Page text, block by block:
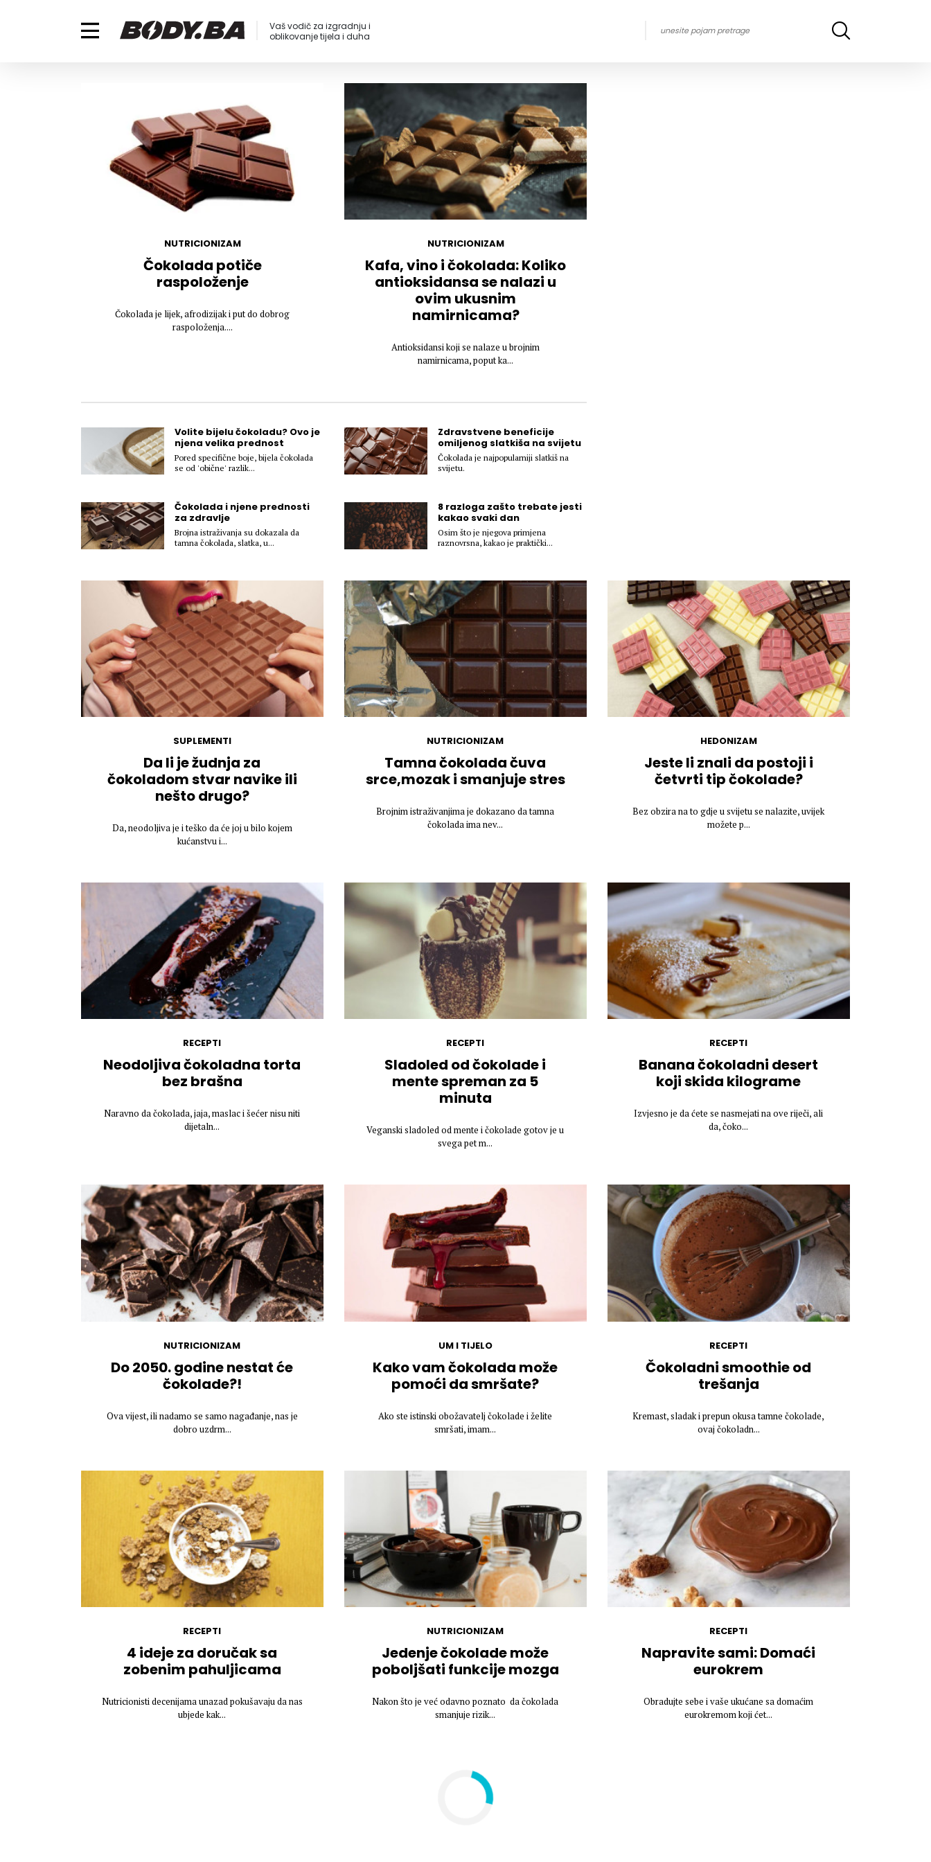
Vaš vodič za izgradnju i
oblikovanje tijela i duha
NUTRICIONIZAM
Čokolada potiče
raspoloženje
Čokolada je lijek, afrodizijak i put do dobrog
raspoloženja....
NUTRICIONIZAM
Kafa, vino i čokolada: Koliko
antioksidansa se nalazi u
ovim ukusnim
namirnicama?
Antioksidansi koji se nalaze u brojnim
namirnicama, poput ka...
Volite bijelu čokoladu? Ovo je
njena velika prednost
Pored specifične boje, bijela čokolada
se od 'obične' razlik...
Zdravstvene beneficije
omiljenog slatkiša na svijetu
Čokolada je najpopularniji slatkiš na
svijetu.
Čokolada i njene prednosti
za zdravlje
Brojna istraživanja su dokazala da
tamna čokolada, slatka, u...
8 razloga zašto trebate jesti
kakao svaki dan
Osim što je njegova primjena
raznovrsna, kakao je praktički...
SUPLEMENTI
Da li je žudnja za
čokoladom stvar navike ili
nešto drugo?
Da, neodoljiva je i teško da će joj u bilo kojem
kućanstvu i...
NUTRICIONIZAM
Tamna čokolada čuva
srce,mozak i smanjuje stres
Brojnim istraživanjima je dokazano da tamna
čokolada ima nev...
HEDONIZAM
Jeste li znali da postoji i
četvrti tip čokolade?
Bez obzira na to gdje u svijetu se nalazite, uvijek
možete p...
RECEPTI
Neodoljiva čokoladna torta
bez brašna
Naravno da čokolada, jaja, maslac i šećer nisu niti
dijetaln...
RECEPTI
Sladoled od čokolade i
mente spreman za 5
minuta
Veganski sladoled od mente i čokolade gotov je u
svega pet m...
RECEPTI
Banana čokoladni desert
koji skida kilograme
Izvjesno je da ćete se nasmejati na ove riječi, ali
da, čoko...
NUTRICIONIZAM
Do 2050. godine nestat će
čokolade?!
Ova vijest, ili nadamo se samo nagađanje, nas je
dobro uzdrm...
UM I TIJELO
Kako vam čokolada može
pomoći da smršate?
Ako ste istinski obožavatelj čokolade i želite
smršati, imam...
RECEPTI
Čokoladni smoothie od
trešanja
Kremast, sladak i prepun okusa tamne čokolade,
ovaj čokoladn...
RECEPTI
4 ideje za doručak sa
zobenim pahuljicama
Nutricionisti decenijama unazad pokušavaju da nas
ubjede kak...
NUTRICIONIZAM
Jedenje čokolade može
poboljšati funkcije mozga
Nakon što je već odavno poznato da čokolada
smanjuje rizik...
RECEPTI
Napravite sami: Domaći
eurokrem
Obradujte sebe i vaše ukućane sa domaćim
eurokremom koji ćet...